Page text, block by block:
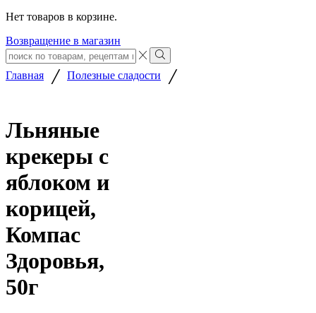
Нет товаров в корзине.
Возвращение в магазин
Search
input
Search
Главная / Полезные сладости /
Льняные
крекеры с
яблоком и
корицей,
Компас
Здоровья,
50г